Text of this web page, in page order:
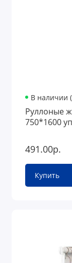
В наличии
Руллоные
750*1600
491.00р.
Купить